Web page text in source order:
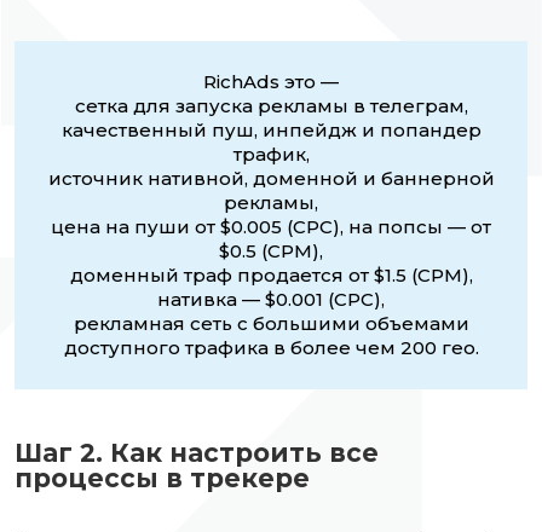
RichAds это —
сетка для запуска рекламы в телеграм,
качественный пуш, инпейдж и попандер
трафик,
источник нативной, доменной и баннерной
рекламы,
цена на пуши от $0.005 (CPC), на попсы — от
$0.5 (CPM),
доменный траф продается от $1.5 (CPM),
нативка — $0.001 (CPC),
рекламная сеть с большими объемами
доступного трафика в более чем 200 гео.
Шаг 2. Как настроить все
процессы в трекере